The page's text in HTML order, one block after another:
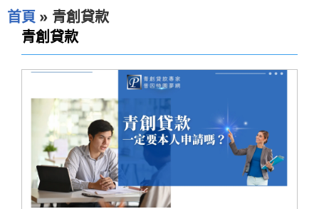
首頁 » 青創貸款
青創貸款